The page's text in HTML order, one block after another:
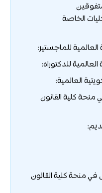
الخاصة
العالمية للماجستير:
للدكتوراه:
العالمية:
كلية القانون
في منحة كلية القانون